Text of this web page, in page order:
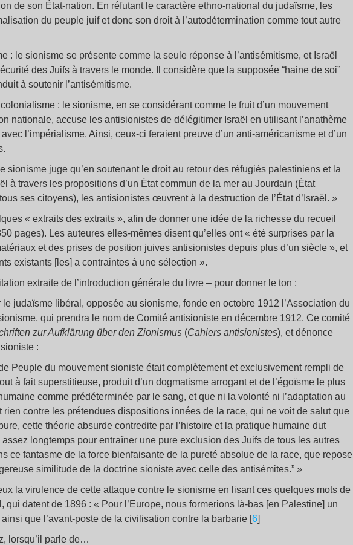
de son État-nation. En réfutant le caractère ethno-national du judaïsme, les
du peuple juif et donc son droit à l’autodétermination comme tout autre
: le sionisme se présente comme la seule réponse à l’antisémitisme, et Israël
des Juifs à travers le monde. Il considère que la supposée “haine de soi”
à soutenir l’antisémitisme.
: le sionisme, en se considérant comme le fruit d’un mouvement
nationale, accuse les antisionistes de délégitimer Israël en utilisant l’anathème
l’impérialisme. Ainsi, ceux-ci feraient preuve d’un anti-américanisme et d’un
sionisme juge qu’en soutenant le droit au retour des réfugiés palestiniens et la
à travers les propositions d’un État commun de la mer au Jourdain (État
ses citoyens), les antisionistes œuvrent à la destruction de l’État d’Israël. »
« extraits des extraits », afin de donner une idée de la richesse du recueil
pages). Les auteures elles-mêmes disent qu’elles ont « été surprises par la
et des prises de position juives antisionistes depuis plus d’un siècle », et
existants [les] a contraintes à une sélection ».
extraite de l’introduction générale du livre – pour donner le ton :
judaïsme libéral, opposée au sionisme, fonde en octobre 1912 l’Association du
qui prendra le nom de Comité antisioniste en décembre 1912. Ce comité
zur Aufklärung über den Zionismus (Cahiers antisionistes), et dénonce
sioniste :
Peuple du mouvement sioniste était complètement et exclusivement rempli de
à fait superstitieuse, produit d’un dogmatisme arrogant et de l’égoïsme le plus
comme prédéterminée par le sang, et que ni la volonté ni l’adaptation au
contre les prétendues dispositions innées de la race, qui ne voit de salut que
cette théorie absurde contredite par l’histoire et la pratique humaine dut
longtemps pour entraîner une pure exclusion des Juifs de tous les autres
ce fantasme de la force bienfaisante de la pureté absolue de la race, que repose
similitude de la doctrine sioniste avec celle des antisémites.” »
la virulence de cette attaque contre le sionisme en lisant ces quelques mots de
qui datent de 1896 : « Pour l’Europe, nous formerions là-bas [en Palestine] un
que l’avant-poste de la civilisation contre la barbarie [6]
lorsqu’il parle de…